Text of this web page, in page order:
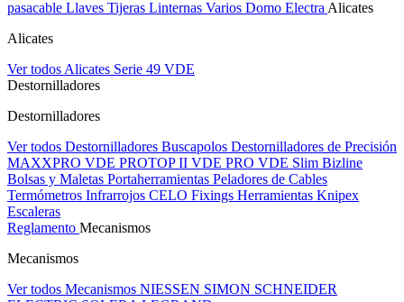
pasacable Llaves Tijeras Linternas Varios Domo Electra Alicates
Alicates
Ver todos Alicates Serie 49 VDE
Destornilladores
Destornilladores
Ver todos Destornilladores Buscapolos Destornilladores de Precisión
MAXXPRO VDE PROTOP II VDE PRO VDE Slim Bizline
Bolsas y Maletas Portaherramientas Peladores de Cables
Termómetros Infrarrojos CELO Fixings Herramientas Knipex
Escaleras
Reglamento Mecanismos
Mecanismos
Ver todos Mecanismos NIESSEN SIMON SCHNEIDER